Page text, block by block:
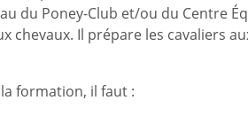
du Poney-Club et/ou du Centre
chevaux. Il prépare les cavaliers
formation, il faut :